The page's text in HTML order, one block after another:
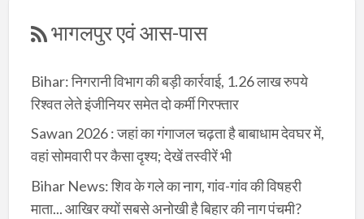
भागलपुर एवं आस-पास
Bihar: निगरानी विभाग की बड़ी कार्रवाई, 1.26 लाख रुपये
रिश्वत लेते इंजीनियर समेत दो कर्मी गिरफ्तार
Sawan 2026 : जहां का गंगाजल चढ़ता है बाबाधाम देवघर में,
वहां सोमवारी पर कैसा दृश्य; देखें तस्वीरें भी
Bihar News: शिव के गले का नाग, गांव-गांव की विषहरी
माता... आखिर क्यों सबसे अनोखी है बिहार की नाग पंचमी?